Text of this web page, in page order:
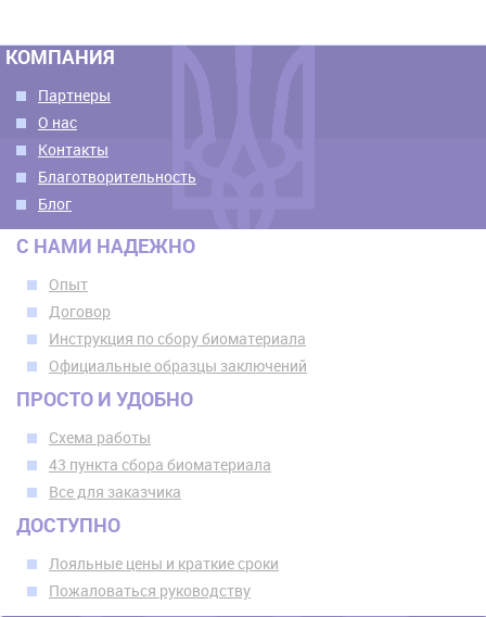
КОМПАНИЯ
Партнеры
О нас
Контакты
Благотворительность
Блог
С НАМИ НАДЕЖНО
Опыт
Договор
Инструкция по сбору биоматериала
Официальные образцы заключений
ПРОСТО И УДОБНО
Схема работы
43 пункта сбора биоматериала
Все для заказчика
ДОСТУПНО
Лояльные цены и краткие сроки
Пожаловаться руководству